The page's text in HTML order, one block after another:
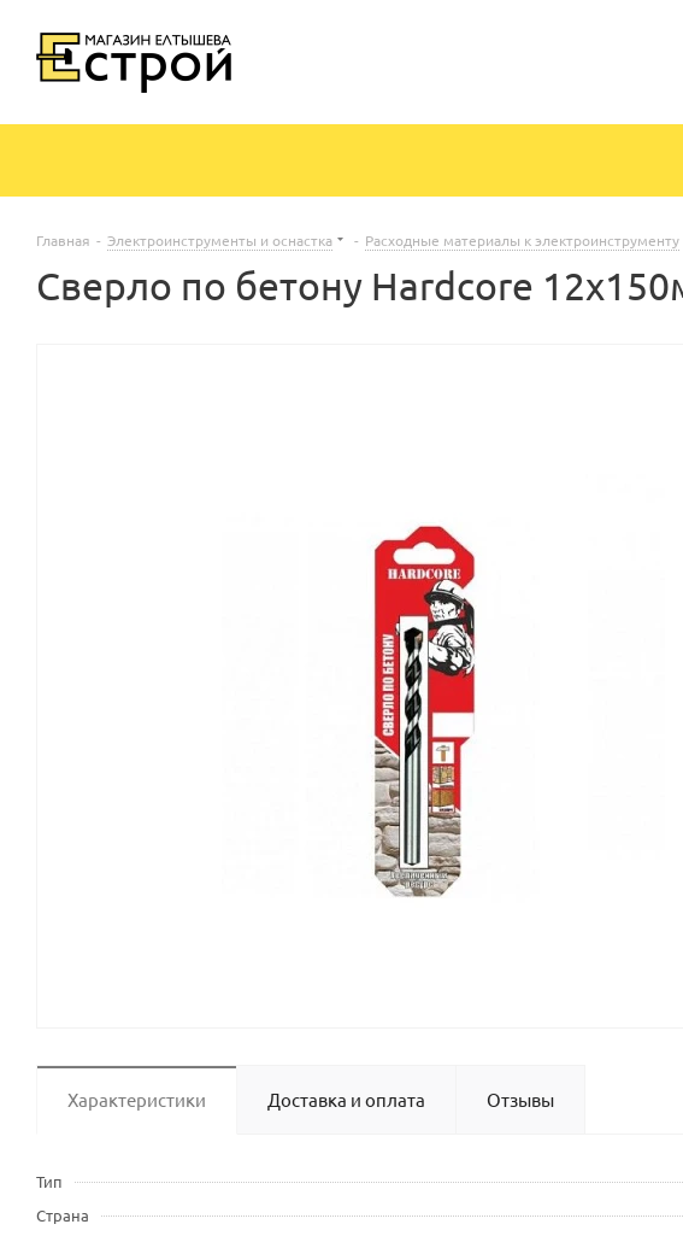
Главная - Электроинструменты и оснастка - Расходные материалы к электроинструменту
Сверло по бетону Hardcore
Характеристики Доставка и оплата Отзывы
Тип
Страна